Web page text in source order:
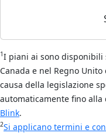
1I piani ai sono
Canada e nel Regno
causa della legislazione
automaticamente fino alla
Blink.
2Si applicano termini e